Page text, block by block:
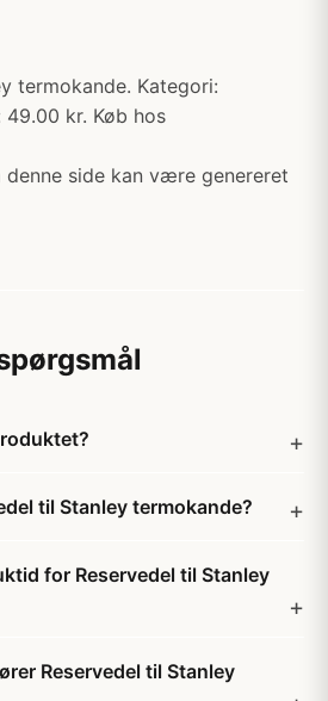
termokande. Kategori:
kr. Køb hos
side kan være genereret
til Stanley termokande?
for Reservedel til Stanley
Reservedel til Stanley